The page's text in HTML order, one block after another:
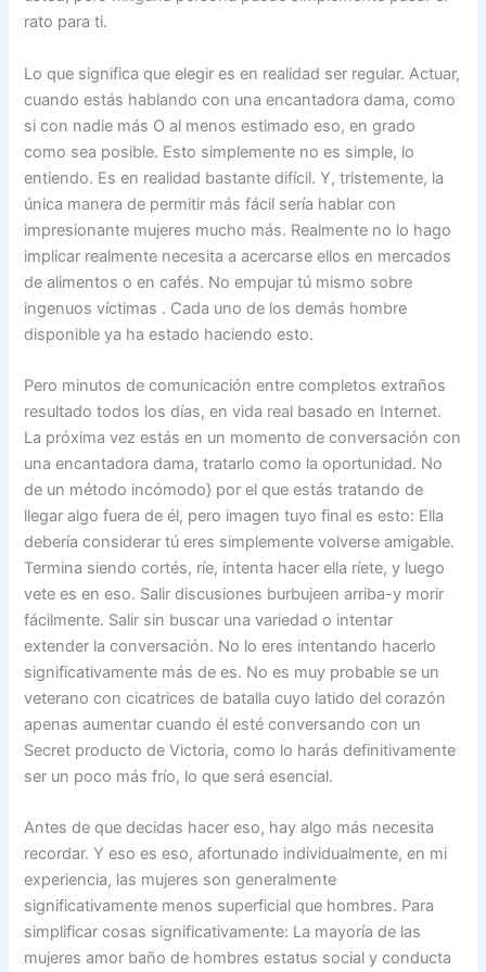
rato para ti.
Lo que significa que elegir es en realidad ser regular. Actuar,
cuando estás hablando con una encantadora dama, como
si con nadie más O al menos estimado eso, en grado
como sea posible. Esto simplemente no es simple, lo
entiendo. Es en realidad bastante difícil. Y, tristemente, la
única manera de permitir más fácil sería hablar con
impresionante mujeres mucho más. Realmente no lo hago
implicar realmente necesita a acercarse ellos en mercados
de alimentos o en cafés. No empujar tú mismo sobre
ingenuos víctimas . Cada uno de los demás hombre
disponible ya ha estado haciendo esto.
Pero minutos de comunicación entre completos extraños
resultado todos los días, en vida real basado en Internet.
La próxima vez estás en un momento de conversación con
una encantadora dama, tratarlo como la oportunidad. No
de un método incómodo} por el que estás tratando de
llegar algo fuera de él, pero imagen tuyo final es esto: Ella
debería considerar tú eres simplemente volverse amigable.
Termina siendo cortés, ríe, intenta hacer ella ríete, y luego
vete es en eso. Salir discusiones burbujeen arriba-y morir
fácilmente. Salir sin buscar una variedad o intentar
extender la conversación. No lo eres intentando hacerlo
significativamente más de es. No es muy probable se un
veterano con cicatrices de batalla cuyo latido del corazón
apenas aumentar cuando él esté conversando con un
Secret producto de Victoria, como lo harás definitivamente
ser un poco más frío, lo que será esencial.
Antes de que decidas hacer eso, hay algo más necesita
recordar. Y eso es eso, afortunado individualmente, en mi
experiencia, las mujeres son generalmente
significativamente menos superficial que hombres. Para
simplificar cosas significativamente: La mayoría de las
mujeres amor baño de hombres estatus social y conducta